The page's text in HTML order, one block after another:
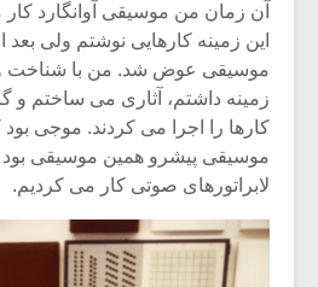
آن زمان من موسیقی آوانگارد
این زمینه کارهایی نوشتم ولی
موسیقی عوض شد. من با شناخت و
زمینه داشتم، آثاری می ساختم و
کارها را اجرا می کردند. موجی
موسیقی پیشرو همین موسیقی بود
لابراتورهای صوتی کار می کردیم.